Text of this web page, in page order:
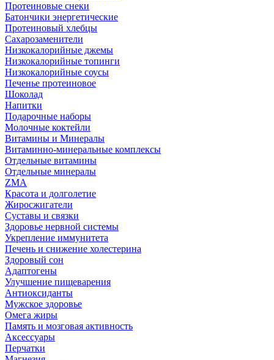
Протеиновые снеки
Батончики энергетические
Протеиновый хлебцы
Сахарозаменители
Низкокалорийные джемы
Низкокалорийные топинги
Низкокалорийные соусы
Печенье протеиновое
Шоколад
Напитки
Подарочные наборы
Молочные коктейли
Витамины и Минералы
Витаминно-минеральные комплексы
Отдельные витамины
Отдельные минералы
ZMA
Красота и долголетие
Жиросжигатели
Суставы и связки
Здоровье нервной системы
Укрепление иммунитета
Печень и снижение холестерина
Здоровый сон
Адаптогены
Улучшение пищеварения
Антиоксиданты
Мужское здоровье
Омега жиры
Память и мозговая активность
Аксессуары
Перчатки